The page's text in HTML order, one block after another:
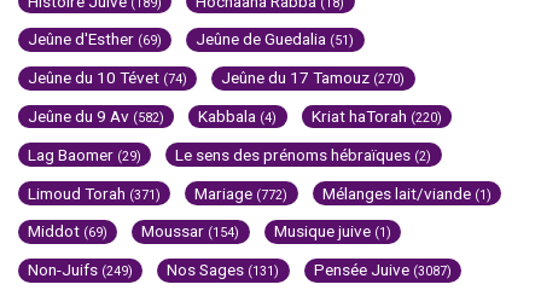
Jeûne d'Esther (69) Jeûne de Guedalia (51)
Jeûne du 10 Tévet (74) Jeûne du 17 Tamouz (270)
Jeûne du 9 Av (582) Kabbala (4) Kriat haTorah (220)
Lag Baomer (29) Le sens des prénoms hébraïques (2)
Limoud Torah (371) Mariage (772) Mélanges lait/viande (1)
Middot (69) Moussar (154) Musique juive (1)
Non-Juifs (249) Nos Sages (131) Pensée Juive (3087)